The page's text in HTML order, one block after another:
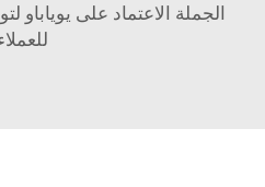
الجملة الاعتماد على يوياباو